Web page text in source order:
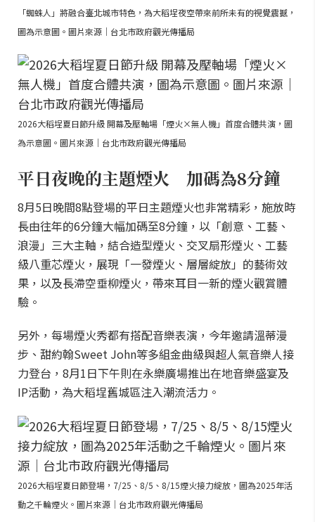
「蜘蛛人」將融合臺北城市特色，為大稻埕夜空帶來前所未有的視覺震撼，
圖為示意圖。圖片來源｜台北市政府觀光傳播局
2026大稻埕夏日節升級 開幕及壓軸場「煙火×無人機」首度合體共演，圖
為示意圖。圖片來源｜台北市政府觀光傳播局
平日夜晚的主題煙火 加碼為8分鐘
8月5日晚間8點登場的平日主題煙火也非常精彩，施放時
長由往年的6分鐘大幅加碼至8分鐘，以「創意、工藝、
浪漫」三大主軸，結合造型煙火、交叉扇形煙火、工藝
級八重芯煙火，展現「一發煙火、層層綻放」的藝術效
果，以及長滯空垂柳煙火，帶來耳目一新的煙火觀賞體
驗。
另外，每場煙火秀都有搭配音樂表演，今年邀請溫蒂漫
步、甜約翰Sweet John等多組金曲級與超人氣音樂人接
力登台，8月1日下午則在永樂廣場推出在地音樂盛宴及
IP活動，為大稻埕舊城區注入潮流活力。
2026大稻埕夏日節登場，7/25、8/5、8/15煙火接力綻放，圖為2025年活
動之千輪煙火。圖片來源｜台北市政府觀光傳播局